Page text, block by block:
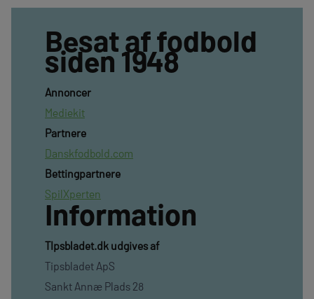
Besat af fodbold
siden 1948
Annoncer
Mediekit
Partnere
Danskfodbold.com
Bettingpartnere
SpilXperten
Information
TIpsbladet.dk udgives af
Tipsbladet ApS
Sankt Annæ Plads 28